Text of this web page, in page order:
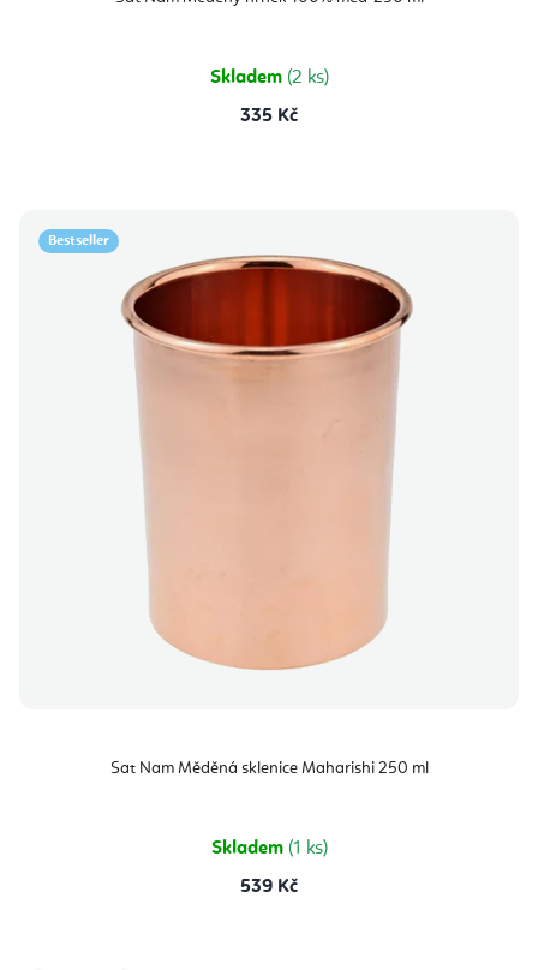
je
hvězdiček.
Skladem (2 ks)
335 Kč
Bestseller
Sat Nam Měděná sklenice Maharishi 250 ml
Skladem (1 ks)
539 Kč